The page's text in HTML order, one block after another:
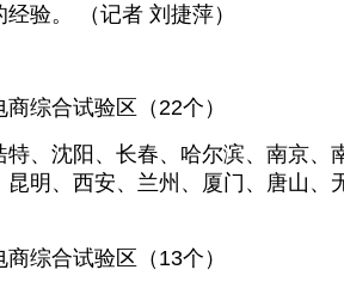
验。 （记者 刘捷萍）
合试验区（22个）
沈阳、长春、哈尔滨、南京、
昆明、西安、兰州、厦门、唐山、
合试验区（13个）